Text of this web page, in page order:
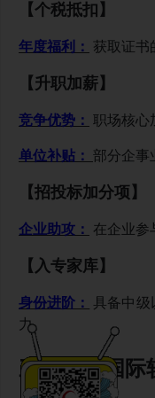
【个税抵扣】
年度福利： 获取证书
【升职加薪】
竞争优势： 职场核心
单位补贴： 部分企事
【招投标加分项】
企业助攻： 在企业参
【入专家库】
身份进阶：
具备中级
力。
三、光环国际